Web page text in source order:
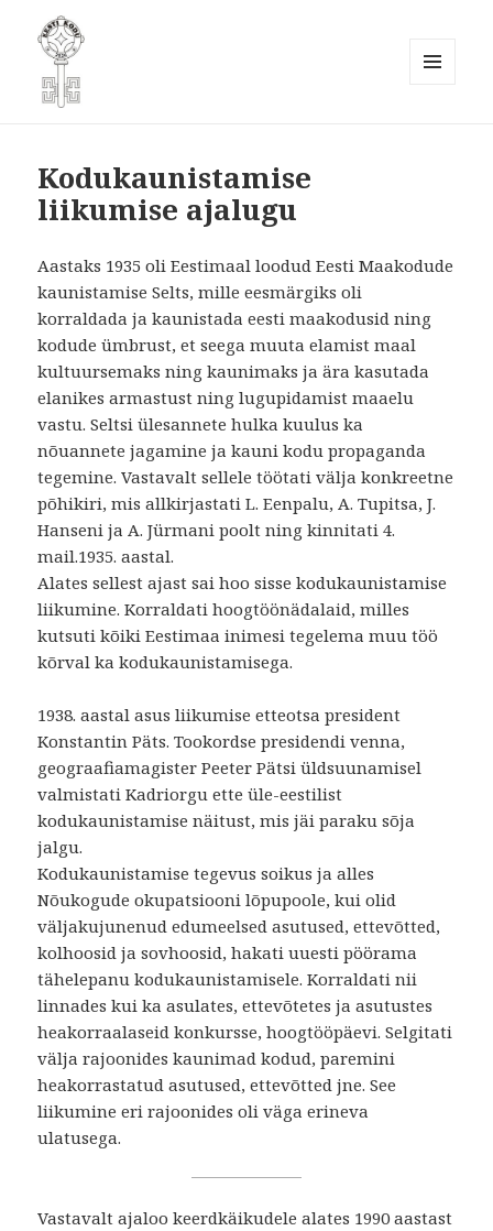
MTÜ
Kodukaunistamise
liikumise ajalugu
Aastaks 1935 oli Eestimaal loodud Eesti Maakodude
kaunistamise Selts, mille eesmärgiks oli
korraldada ja kaunistada eesti maakodusid ning
kodude ümbrust, et seega muuta elamist maal
kultuursemaks ning kaunimaks ja ära kasutada
elanikes armastust ning lugupidamist maaelu
vastu. Seltsi ülesannete hulka kuulus ka
nõuannete jagamine ja kauni kodu propaganda
tegemine. Vastavalt sellele töötati välja konkreetne
põhikiri, mis allkirjastati L. Eenpalu, A. Tupitsa, J.
Hanseni ja A. Jürmani poolt ning kinnitati 4.
mail.1935. aastal.
Alates sellest ajast sai hoo sisse kodukaunistamise
liikumine. Korraldati hoogtöönädalaid, milles
kutsuti kõiki Eestimaa inimesi tegelema muu töö
kõrval ka kodukaunistamisega.
1938. aastal asus liikumise etteotsa president
Konstantin Päts. Tookordse presidendi venna,
geograafiamagister Peeter Pätsi üldsuunamisel
valmistati Kadriorgu ette üle-eestilist
kodukaunistamise näitust, mis jäi paraku sõja
jalgu.
Kodukaunistamise tegevus soikus ja alles
Nõukogude okupatsiooni lõpupoole, kui olid
väljakujunenud edumeelsed asutused, ettevõtted,
kolhoosid ja sovhoosid, hakati uuesti pöörama
tähelepanu kodukaunistamisele. Korraldati nii
linnades kui ka asulates, ettevõtetes ja asutustes
heakorraalaseid konkursse, hoogtööpäevi. Selgitati
välja rajoonides kaunimad kodud, paremini
heakorrastatud asutused, ettevõtted jne. See
liikumine eri rajoonides oli väga erineva
ulatusega.
Vastavalt ajaloo keerdkäikudele alates 1990 aastast